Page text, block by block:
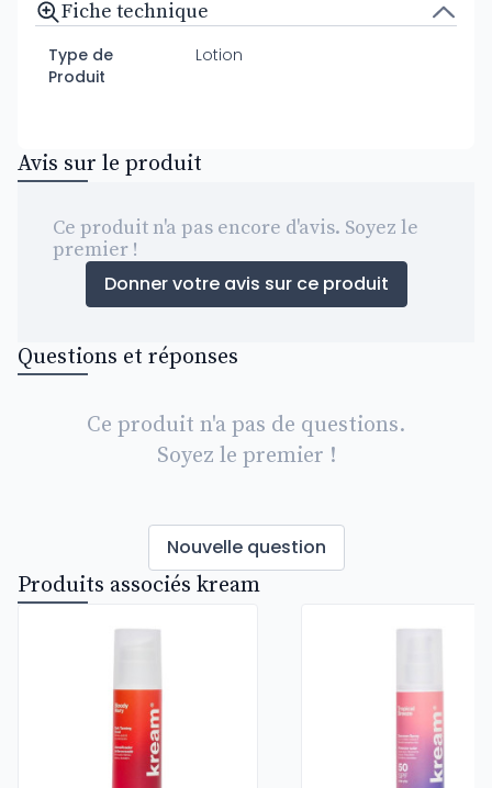
Fiche technique
Type de
Produit
Lotion
Avis sur le produit
Ce produit n'a pas encore d'avis. Soyez le
premier !
Donner votre avis sur ce produit
Questions et réponses
Ce produit n'a pas de questions.
Soyez le premier !
Nouvelle question
Produits associés kream